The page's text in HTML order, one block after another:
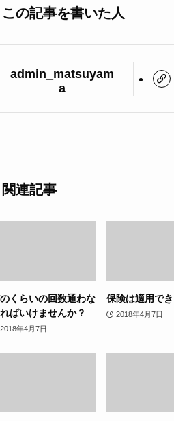
この記事を書いた人
admin_matsuyam
a
関連記事
くらいの回数通わな
ばいけませんか？
2018年4月7日
保険は適用で
2018年4月7日